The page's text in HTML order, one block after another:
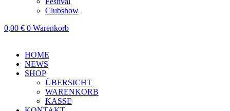
Clubshow
0,00 € 0 Warenkorb
HOME
NEWS
SHOP
ÜBERSICHT
WARENKORB
KASSE